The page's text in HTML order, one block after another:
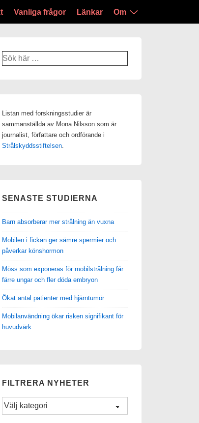
Vanliga frågor Länkar Om
Sök
efter:
Listan med forskningsstudier är
sammanställda av Mona Nilsson som är
journalist, författare och ordförande i
Strålskyddsstiftelsen.
SENASTE STUDIERNA
Barn absorberar mer strålning än vuxna
Mobilen i fickan ger sämre spermier och
påverkar könshormon
Möss som exponeras för mobilstrålning får
färre ungar och fler döda embryon
Ökat antal patienter med hjärntumör
Mobilanvändning ökar risken signifikant för
huvudvärk
FILTRERA NYHETER
Filtrera
Nyheter